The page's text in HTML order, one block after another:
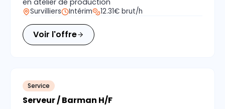
en atelier de production
Survilliers Intérim 12.31€ brut/h
Voir l'offre
Service
Serveur / Barman H/F